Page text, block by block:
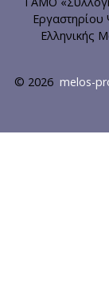
Εργαστηρίου
Ελληνικής
© 2026 melos-